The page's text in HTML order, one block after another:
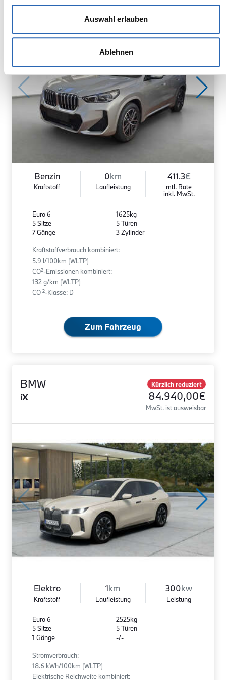
Auswahl erlauben
Ablehnen
Benzin
Kraftstoff
0km
Laufleistung
411.3€
mtl. Rate
inkl. MwSt.
Euro 6
5 Sitze
7 Gänge
1625kg
5 Türen
3 Zylinder
Kraftstoffverbrauch kombiniert:
5.9 l/100km (WLTP)
CO2-Emissionen kombiniert:
132 g/km (WLTP)
CO 2-Klasse: D
Zum Fahrzeug
BMW
iX
Kürzlich reduziert
84.940,00€
MwSt. ist ausweisbar
Elektro
Kraftstoff
1km
Laufleistung
300kw
Leistung
Euro 6
5 Sitze
1 Gänge
2525kg
5 Türen
-/-
Stromverbrauch:
18.6 kWh/100km (WLTP)
Elektrische Reichweite kombiniert: